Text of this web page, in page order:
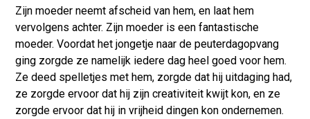
Zijn moeder neemt afscheid van hem, en laat hem
vervolgens achter. Zijn moeder is een fantastische
moeder. Voordat het jongetje naar de peuterdagopvang
ging zorgde ze namelijk iedere dag heel goed voor hem.
Ze deed spelletjes met hem, zorgde dat hij uitdaging had,
ze zorgde ervoor dat hij zijn creativiteit kwijt kon, en ze
zorgde ervoor dat hij in vrijheid dingen kon ondernemen.